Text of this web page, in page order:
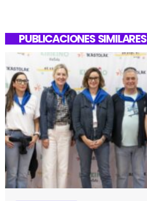
PUBLICACIONES SIMILARES